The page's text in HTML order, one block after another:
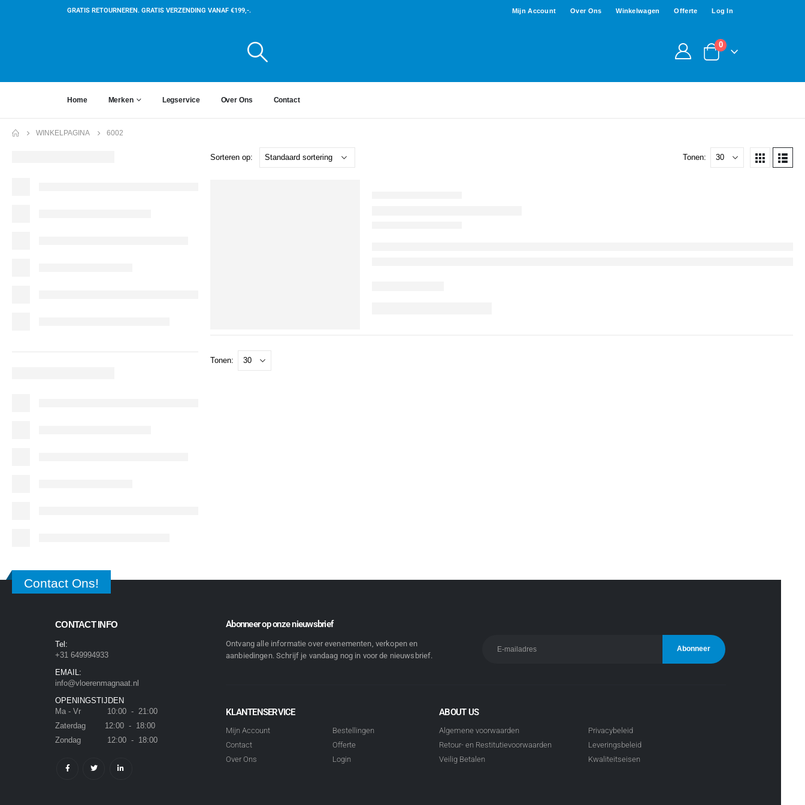
GRATIS RETOURNEREN. GRATIS VERZENDING VANAF €199,-. Mijn Account Over Ons Winkelwagen Offerte Log In
0
Home Merken Legservice Over Ons Contact
WINKELPAGINA 6002
Sorteren op: Tonen:
Tonen:
Contact Ons!
CONTACT INFO
Tel:
+31 649994933
EMAIL:
info@vloerenmagnaat.nl
OPENINGSTIJDEN
Ma - Vr 10:00 - 21:00
Zaterdag 12:00 - 18:00
Zondag 12:00 - 18:00
Abonneer op onze nieuwsbrief
Ontvang alle informatie over evenementen, verkopen en
aanbiedingen. Schrijf je vandaag nog in voor de nieuwsbrief.
KLANTENSERVICE
Mijn Account
Contact
Over Ons
Bestellingen
Offerte
Login
ABOUT US
Algemene voorwaarden
Retour- en Restitutievoorwaarden
Veilig Betalen
Privacybeleid
Leveringsbeleid
Kwaliteitseisen